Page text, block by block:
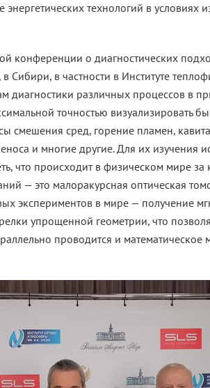
энергетических технологий в условиях
конференции о диагностических
Сибири, в частности в Институте
диагностики различных процессов в
точностью визуализировать
смешения сред, горение пламен,
и многие другие. Для их изучения
что происходит в физическом мире
— это малоракурсная оптическая
экспериментов в мире — получение
упрощенной геометрии, что
проводится и